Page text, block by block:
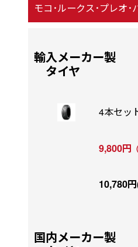
モコ･ルークス･プレオ･
輸入メーカー製
タイヤ
4本セッ
9,800円
10,780
国内メーカー製